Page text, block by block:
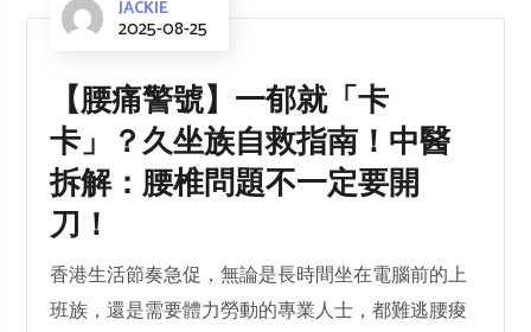
JACKIE
2025-08-25
【腰痛警號】一郁就「卡
卡」？久坐族自救指南！中醫
拆解：腰椎問題不一定要開
刀！
香港生活節奏急促，無論是長時間坐在電腦前的上
班族，還是需要體力勞動的專業人士，都難逃腰痠